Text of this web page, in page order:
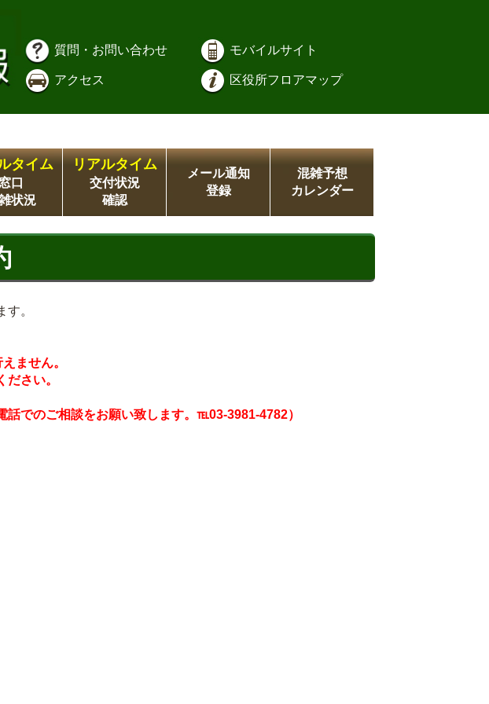
質問・お問い合わせ モバイルサイト
アクセス 区役所フロアマップ
タイム
窓口
状況
リアルタイム
交付状況
確認
メール通知
登録
混雑予想
カレンダー
。
ません。
さい。
でのご相談をお願い致します。℡03-3981-4782）